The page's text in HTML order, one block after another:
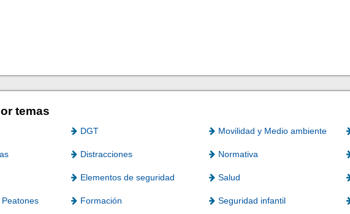
temas
DGT Movilidad y Medio ambiente
Distracciones Normativa
Elementos de seguridad Salud
Formación Seguridad infantil